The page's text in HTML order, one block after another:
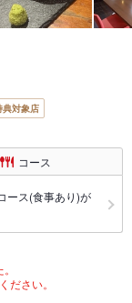
典対象店
コース
ス(食事あり)が
ださい。